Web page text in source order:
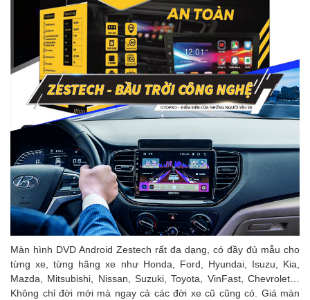
Màn hình DVD Android Zestech rất đa dạng, có đầy đủ mẫu cho
từng xe, từng hãng xe như Honda, Ford, Hyundai, Isuzu, Kia,
Mazda, Mitsubishi, Nissan, Suzuki, Toyota, VinFast, Chevrolet…
Không chỉ đời mới mà ngay cả các đời xe cũ cũng có. Giá màn